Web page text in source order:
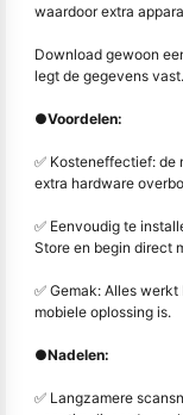
waardoor extra
Download gewoon
legt de gegevens vast.
●Voordelen:
✅ Kosteneffectief: de
extra hardware
✅ Eenvoudig te
Store en begin direct
✅ Gemak: Alles
mobiele oplossing is.
●Nadelen:
✅ Langzamere